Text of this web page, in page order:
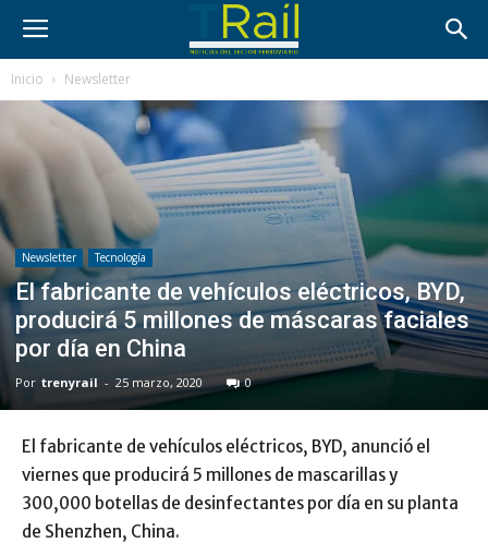
Inicio Newsletter
Newsletter Tecnología
El fabricante de vehículos eléctricos, BYD,
producirá 5 millones de máscaras faciales
por día en China
Por trenyrail - 25 marzo, 2020 0
El fabricante de vehículos eléctricos, BYD, anunció el
viernes que producirá 5 millones de mascarillas y
300,000 botellas de desinfectantes por día en su planta
de Shenzhen, China.